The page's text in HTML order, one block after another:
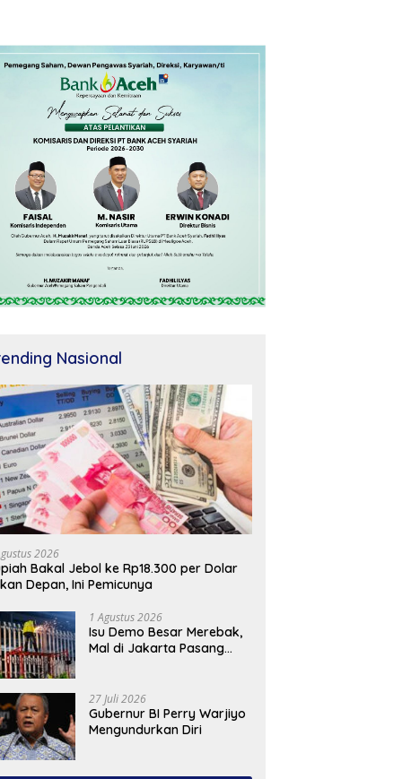
Nasional
2026
Bakal Jebol ke Rp18.300 per Dolar
Depan, Ini Pemicunya
1 Agustus 2026
Isu Demo Besar Merebak,
Mal di Jakarta Pasang
27 Juli 2026
Gubernur BI Perry Warjiyo
Mengundurkan Diri